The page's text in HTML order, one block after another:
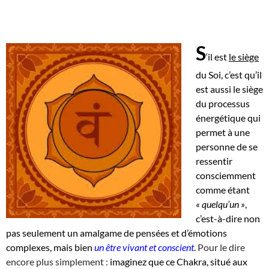
S‘il est le siège
du Soi, c’est qu’il
est aussi le siège
du processus
énergétique qui
permet à une
personne de se
ressentir
consciemment
comme étant
« quelqu’un »
c’est-à-dire non
pas seulement un amalgame de pensées et d’émotions
complexes, mais bien un être vivant et conscient. Pour le dire
encore plus simplement : imaginez que ce Chakra, situé aux